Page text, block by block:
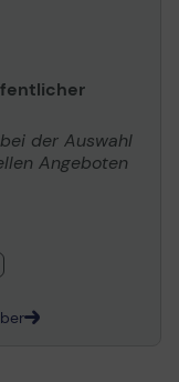
der Auswahl
Angeboten